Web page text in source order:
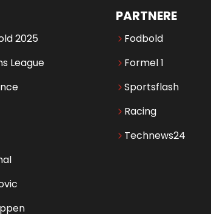
2025
League
PARTNERE
Fodbold
Formel 1
Sportsflash
Racing
Technews24